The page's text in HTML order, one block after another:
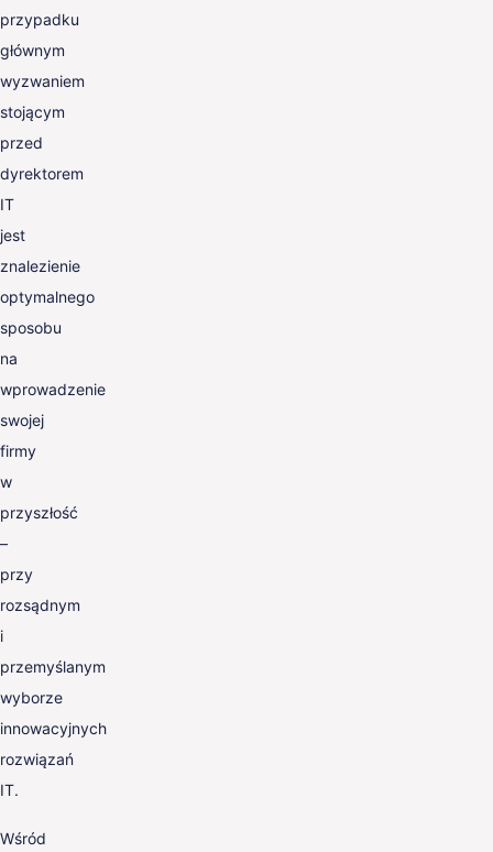
przypadku
głównym
wyzwaniem
stojącym
przed
dyrektorem
IT
jest
znalezienie
optymalnego
sposobu
na
wprowadzenie
swojej
firmy
w
przyszłość
–
przy
rozsądnym
i
przemyślanym
wyborze
innowacyjnych
rozwiązań
IT.
Wśród